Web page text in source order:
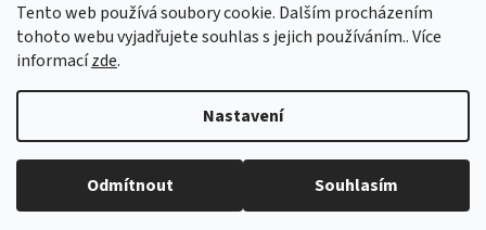
Tento web používá soubory cookie. Dalším procházením
tohoto webu vyjadřujete souhlas s jejich používáním.. Více
informacízde.
Nastavení
Odmítnout Souhlasím
Sobota: 10:00 - 14:45
Copyright 2026U Džoudyho. Všechna práva vyhrazena.